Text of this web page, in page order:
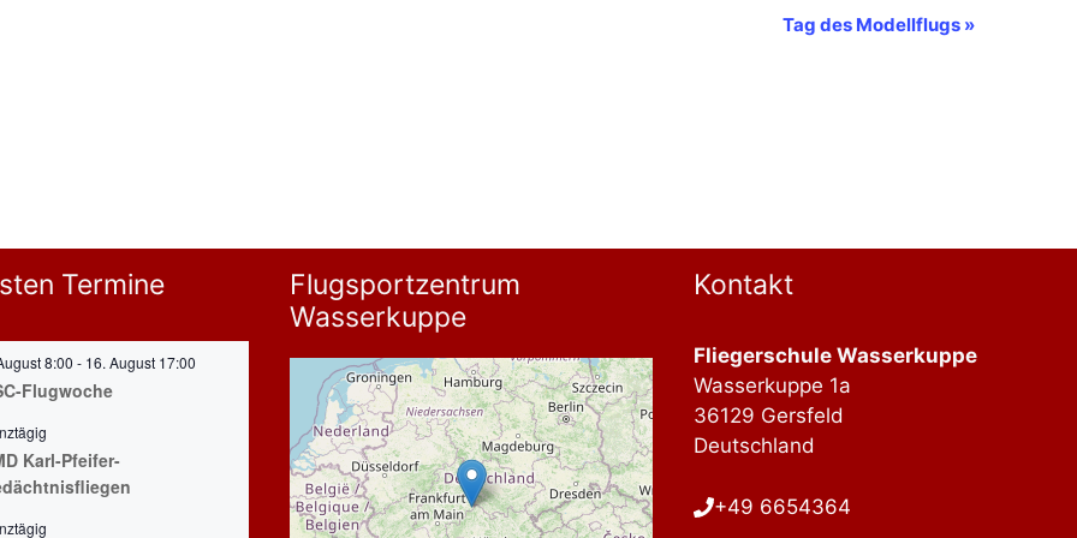
Tag des Modellflugs »
Termine
8:00 - 16. August 17:00
Flugwoche
Karl-Pfeifer-
Flugsportzentrum
Wasserkuppe
Kontakt
Fliegerschule Wasserkuppe
Wasserkuppe 1a
36129 Gersfeld
Deutschland
+49 6654364